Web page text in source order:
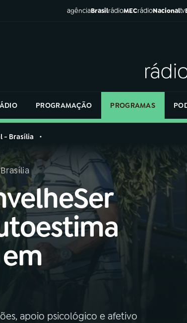
agênciaBrasilrádioMECrádioNacionaltv
PROGRAMAÇÃO PROGRAMAS
Buscar
- Brasília
apoio psicológico e afetivo